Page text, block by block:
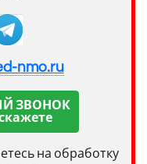
nmo.ru
ЗВОНОК
на обработку